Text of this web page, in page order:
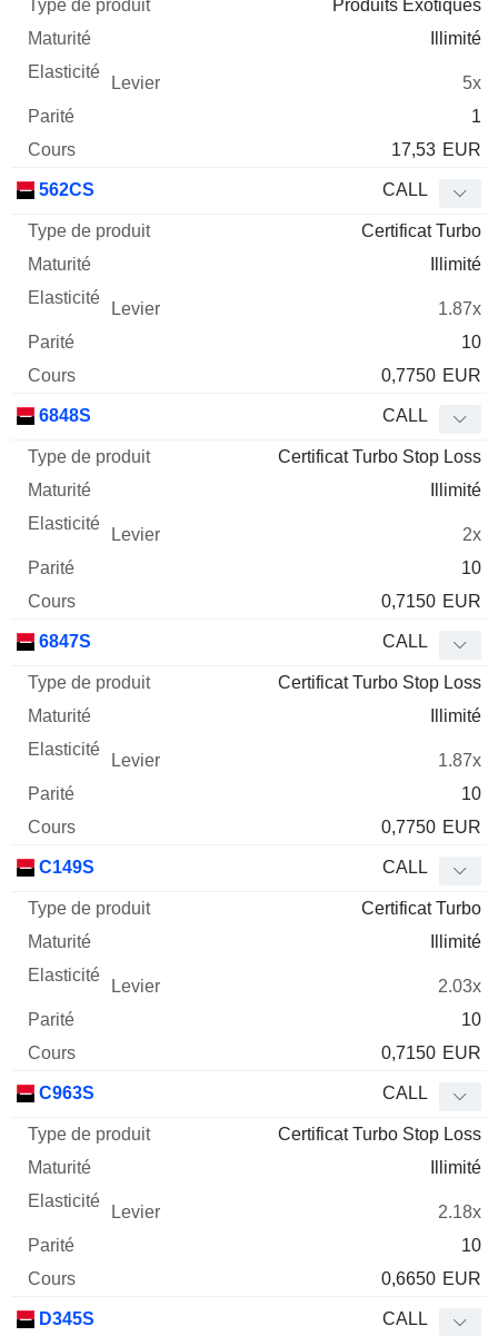
Produits Exotiques
Illimité
5x
1
17,53 EUR
562CS CALL
Certificat Turbo
Illimité
1.87x
10
0,7750 EUR
6848S CALL
Certificat Turbo Stop Loss
Illimité
2x
10
0,7150 EUR
6847S CALL
Certificat Turbo Stop Loss
Illimité
1.87x
10
0,7750 EUR
C149S CALL
Certificat Turbo
Illimité
2.03x
10
0,7150 EUR
C963S CALL
Certificat Turbo Stop Loss
Illimité
2.18x
10
0,6650 EUR
D345S CALL